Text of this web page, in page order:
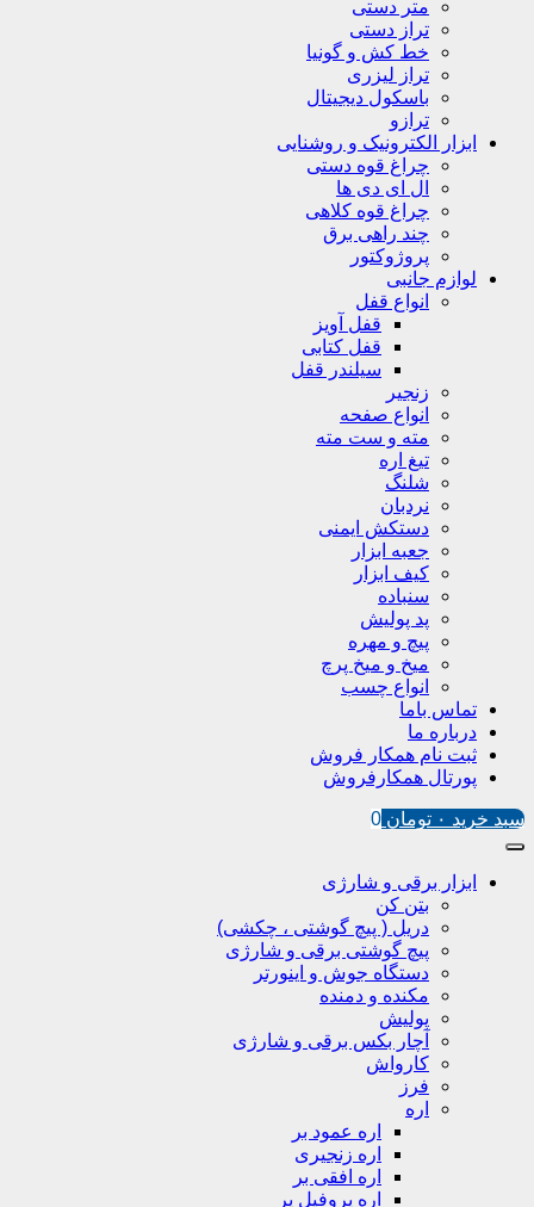
متر دستی
تراز دستی
خط کش و گونیا
تراز لیزری
باسکول دیجیتال
ترازو
ابزار الکترونیک و روشنایی
چراغ قوه دستی
ال ای دی ها
چراغ قوه کلاهی
چند راهی برق
پروژوکتور
لوازم جانبی
انواع قفل
قفل آویز
قفل کتابی
سیلندر قفل
زنجیر
انواع صفحه
مته و ست مته
تیغ اره
شلنگ
نردبان
دستکش ایمنی
جعبه ابزار
کیف ابزار
سنباده
پد پولیش
پیچ و مهره
میخ و میخ پرچ
انواع چسب
تماس باما
درباره ما
ثبت نام همکار فروش
پورتال همکارفروش
سبد خرید ۰ تومان 0
ابزار برقی و شارژی
بتن کن
دریل ( پیچ گوشتی ، چکشی)
پیچ گوشتی برقی و شارژی
دستگاه جوش و اینورتر
مکنده و دمنده
پولیش
آچار بکس برقی و شارژی
کارواش
فرز
اره
اره عمود بر
اره زنجیری
اره افقی بر
اره پروفیل پر